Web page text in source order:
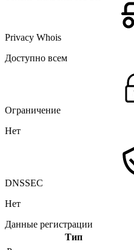
Privacy Whois
Доступно всем
Ограничение
Нет
DNSSEC
Нет
Данные регистрации
Тип